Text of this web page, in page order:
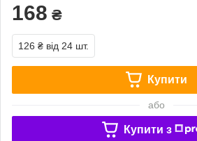
168 ₴
126 ₴ від 24 шт.
Купити
або
Купити з